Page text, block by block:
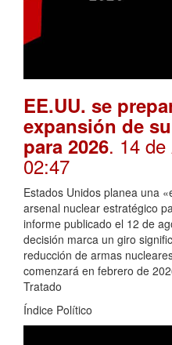
EE.UU. se
expansión de
para 2026. 14
02:47
Estados Unidos planea una
arsenal nuclear estratégico
informe publicado el 12 de
decisión marca un giro
reducción de armas
comenzará en febrero de
Tratado
Índice Político